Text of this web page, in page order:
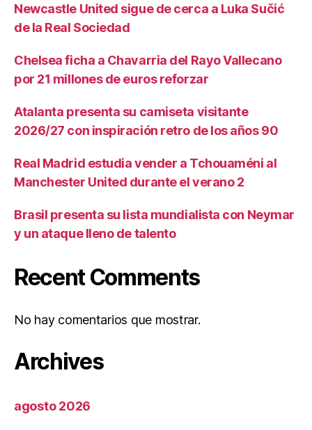
Newcastle United sigue de cerca a Luka Sučić
de la Real Sociedad
Chelsea ficha a Chavarria del Rayo Vallecano
por 21 millones de euros reforzar
Atalanta presenta su camiseta visitante
2026/27 con inspiración retro de los años 90
Real Madrid estudia vender a Tchouaméni al
Manchester United durante el verano 2
Brasil presenta su lista mundialista con Neymar
y un ataque lleno de talento
Recent Comments
No hay comentarios que mostrar.
Archives
agosto 2026